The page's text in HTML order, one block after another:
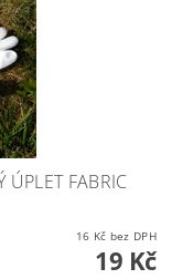
ÚPLET FABRIC
16 Kč bez DPH
19 Kč